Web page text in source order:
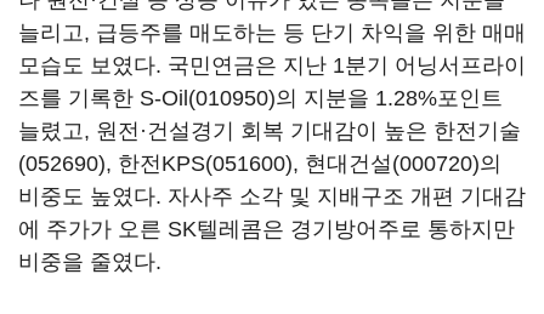
늘리고, 급등주를 매도하는 등 단기 차익을 위한 매매
모습도 보였다. 국민연금은 지난 1분기 어닝서프라이
즈를 기록한 S-Oil(010950)의 지분을 1.28%포인트
늘렸고, 원전·건설경기 회복 기대감이 높은 한전기술
(052690), 한전KPS(051600), 현대건설(000720)의
비중도 높였다. 자사주 소각 및 지배구조 개편 기대감
에 주가가 오른 SK텔레콤은 경기방어주로 통하지만
비중을 줄였다.